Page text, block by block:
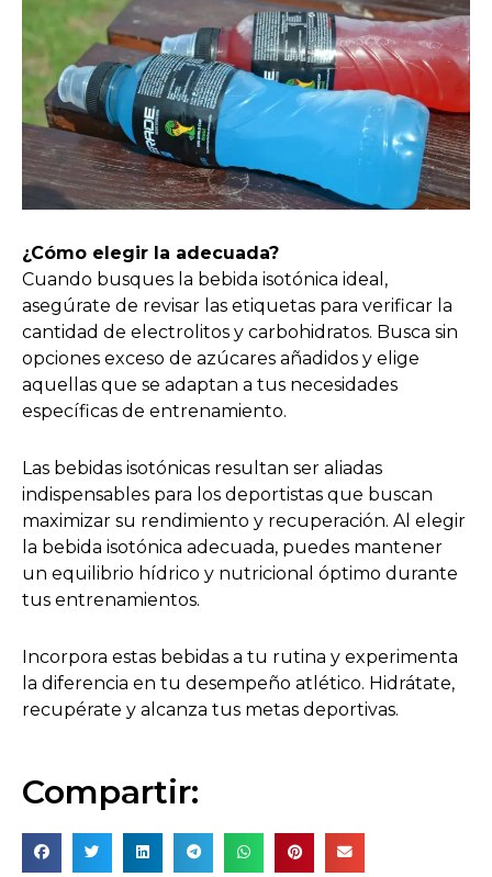
¿Cómo elegir la adecuada?
Cuando busques la bebida isotónica ideal,
asegúrate de revisar las etiquetas para verificar la
cantidad de electrolitos y carbohidratos. Busca sin
opciones exceso de azúcares añadidos y elige
aquellas que se adaptan a tus necesidades
específicas de entrenamiento.
Las bebidas isotónicas resultan ser aliadas
indispensables para los deportistas que buscan
maximizar su rendimiento y recuperación. Al elegir
la bebida isotónica adecuada, puedes mantener
un equilibrio hídrico y nutricional óptimo durante
tus entrenamientos.
Incorpora estas bebidas a tu rutina y experimenta
la diferencia en tu desempeño atlético. Hidrátate,
recupérate y alcanza tus metas deportivas.
Compartir: